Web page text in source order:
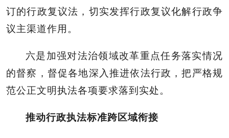
订的行政复议法，切实发挥行政复议化解行政争
议主渠道作用。
六是加强对法治领域改革重点任务落实情况
的督察，督促各地深入推进依法行政，把严格规
范公正文明执法各项要求落到实处。
推动行政执法标准跨区域衔接